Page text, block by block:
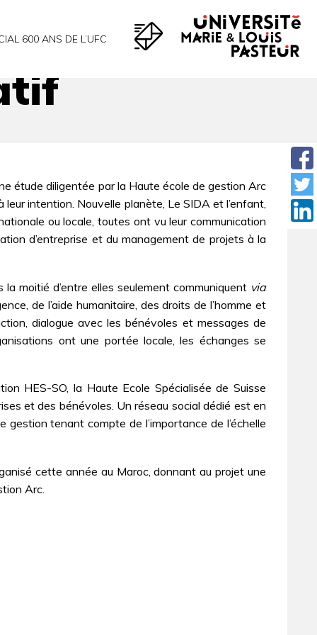
600 ANS DE L’UFC
étude diligentée par la Haute école de gestion Arc
intention. Nouvelle planète, Le SIDA et l’enfant,
ou locale, toutes ont vu leur communication
d’entreprise et du management de projets à la
moitié d’entre elles seulement communiquent via
de l’aide humanitaire, des droits de l’homme et
dialogue avec les bénévoles et messages de
ont une portée locale, les échanges se
HES-SO, la Haute Ecole Spécialisée de Suisse
et des bénévoles. Un réseau social dédié est en
tenant compte de l’importance de l’échelle
cette année au Maroc, donnant au projet une
Arc.